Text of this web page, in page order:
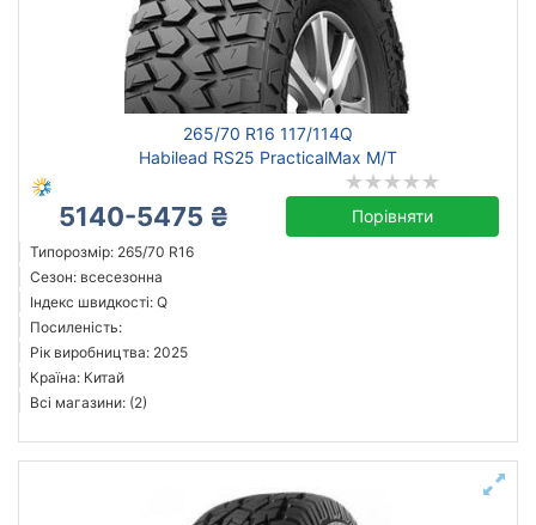
265/70 R16 117/114Q
Habilead RS25 PracticalMax M/T
5140-5475 ₴ Порівняти
Типорозмір: 265/70 R16
Сезон: всесезонна
Індекс швидкості: Q
Посиленість:
Рік виробництва: 2025
Країна: Китай
Всі магазини: (2)